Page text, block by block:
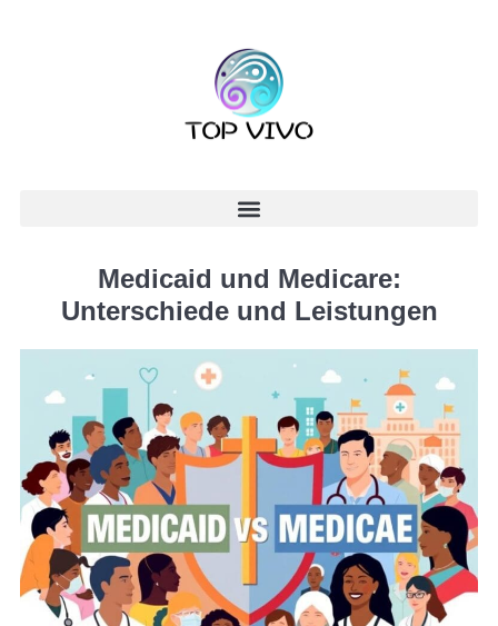
Medicaid und Medicare:
Unterschiede und Leistungen